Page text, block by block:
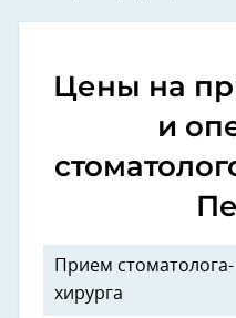
Цены на
и
Прием стоматолога-
хирурга